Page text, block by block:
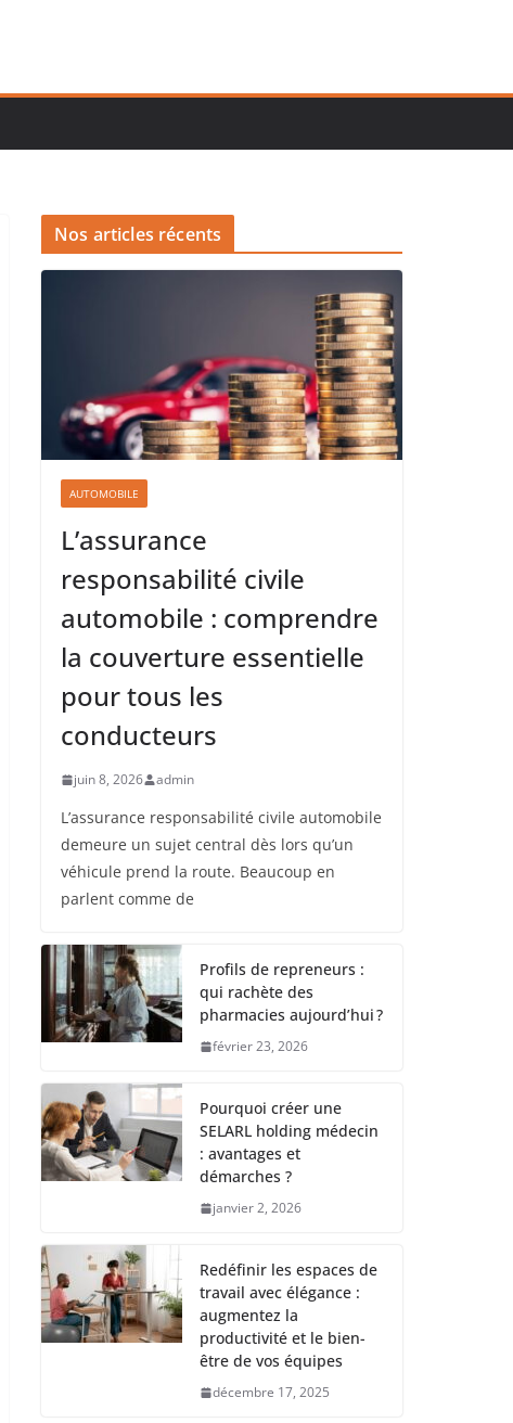
Nos articles récents
AUTOMOBILE
L’assurance
responsabilité civile
automobile : comprendre
la couverture essentielle
pour tous les
conducteurs
juin 8, 2026 admin
L’assurance responsabilité civile automobile
demeure un sujet central dès lors qu’un
véhicule prend la route. Beaucoup en
parlent comme de
Profils de repreneurs :
qui rachète des
pharmacies aujourd’hui ?
février 23, 2026
Pourquoi créer une
SELARL holding médecin
: avantages et
démarches ?
janvier 2, 2026
Redéfinir les espaces de
travail avec élégance :
augmentez la
productivité et le bien-
être de vos équipes
décembre 17, 2025